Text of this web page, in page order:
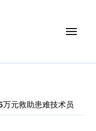
万元救助患难技术员